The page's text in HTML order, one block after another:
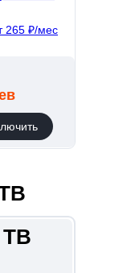
265 ₽/мес
ТВ